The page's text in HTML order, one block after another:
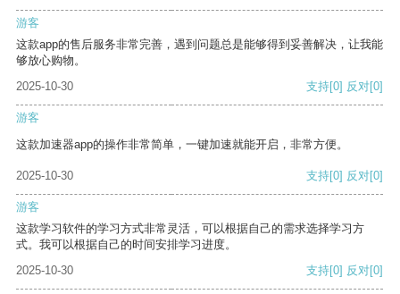
游客
这款app的售后服务非常完善，遇到问题总是能够得到妥善解决，让我能
够放心购物。
2025-10-30
支持[0] 反对[0]
游客
这款加速器app的操作非常简单，一键加速就能开启，非常方便。
2025-10-30 支持[0] 反对[0]
游客
这款学习软件的学习方式非常灵活，可以根据自己的需求选择学习方
式。我可以根据自己的时间安排学习进度。
2025-10-30
支持[0] 反对[0]